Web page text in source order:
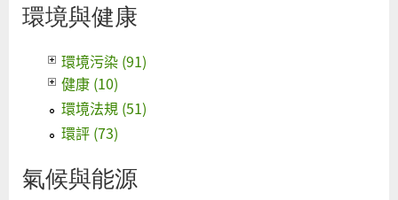
環境與健康
環境污染 (91)
健康 (10)
環境法規 (51)
環評 (73)
氣候與能源